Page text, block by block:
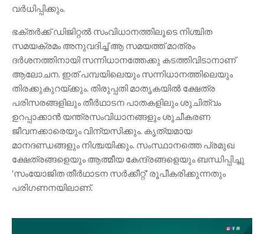
വർധിപ്പിക്കും.
ഭക്തർക്ക് ഡിജിറ്റൽ സംവിധാനത്തിലൂടെ നിശ്ചിത
സമയക്രമം അനുവദിച്ച് ആ സമയത്ത് മാത്രം
ദർശനത്തിനായി സന്നിധാനത്തേക്കു കടത്തിവിടാനാണ്
ആലോചന. ഇത് പമ്പയിലെയും സന്നിധാനത്തിലെയും
തിരക്കുകുറയ്ക്കും. തിരുപ്പതി മാതൃകയിൽ ക്ഷേത്ര
പരിസരങ്ങളിലും തീർഥാടന പാതകളിലും ശുചിത്വം
ഉറപ്പാക്കാൻ യന്ത്രസംവിധാനങ്ങളും ശുചീകരണ
ജീവനക്കാരെയും വിന്യസിക്കും. കൃത്യമായ
മാനദണ്ഡങ്ങളും നിശ്ചയിക്കും. സംസ്ഥാനത്തെ പ്രമുഖ
ക്ഷേത്രങ്ങളെയും ആത്മീയ കേന്ദ്രങ്ങളെയും ബന്ധിപ്പിച്ചു
'സംയോജിത തീർഥാടന സർക്കീറ്റ്' രൂപീകരിക്കുന്നതും
പരിഗണനയിലാണ്.